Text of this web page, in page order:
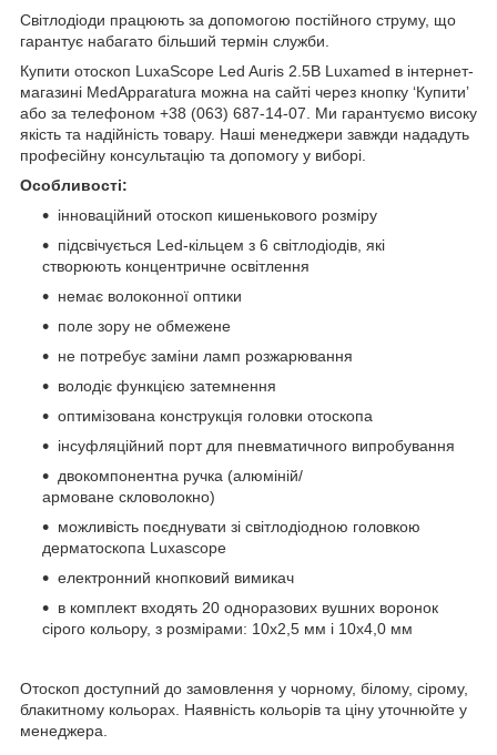
Світлодіоди працюють за допомогою постійного струму, що
гарантує набагато більший термін служби.
Купити отоскоп LuxaScope Led Auris 2.5В Luxamed в інтернет-
магазині MedApparatura можна на сайті через кнопку ‘Купитиʼ
або за телефоном +38 (063) 687-14-07. Ми гарантуємо високу
якість та надійність товару. Наші менеджери завжди нададуть
професійну консультацію та допомогу у виборі.
Особливості:
інноваційний отоскоп кишенькового розміру
підсвічується Led-кільцем з 6 світлодіодів, які
створюють концентричне освітлення
немає волоконної оптики
поле зору не обмежене
не потребує заміни ламп розжарювання
володіє функцією затемнення
оптимізована конструкція головки отоскопа
інсуфляційний порт для пневматичного випробування
двокомпонентна ручка (алюміній/
армоване скловолокно)
можливість поєднувати зі світлодіодною головкою
дерматоскопа Luxascope
електронний кнопковий вимикач
в комплект входять 20 одноразових вушних воронок
сірого кольору, з розмірами: 10x2,5 мм і 10x4,0 мм
Отоскоп доступний до замовлення у чорному, білому, сірому,
блакитному кольорах. Наявність кольорів та ціну уточнюйте у
менеджера.